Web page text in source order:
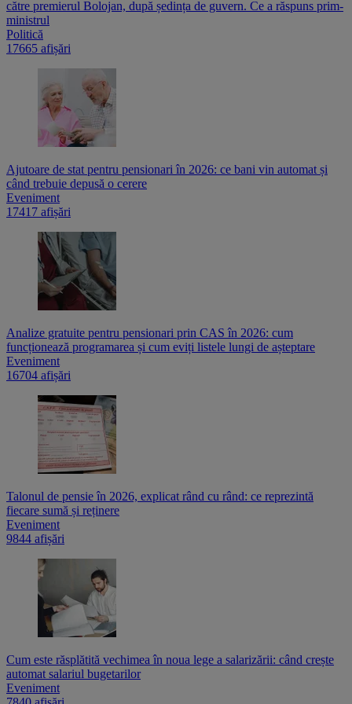
către premierul Bolojan, după ședința de guvern. Ce a răspuns prim-
ministrul
Politică
17665 afișări
Ajutoare de stat pentru pensionari în 2026: ce bani vin automat și
când trebuie depusă o cerere
Eveniment
17417 afișări
Analize gratuite pentru pensionari prin CAS în 2026: cum
funcționează programarea și cum eviți listele lungi de așteptare
Eveniment
16704 afișări
Talonul de pensie în 2026, explicat rând cu rând: ce reprezintă
fiecare sumă și reținere
Eveniment
9844 afișări
Cum este răsplătită vechimea în noua lege a salarizării: când crește
automat salariul bugetarilor
Eveniment